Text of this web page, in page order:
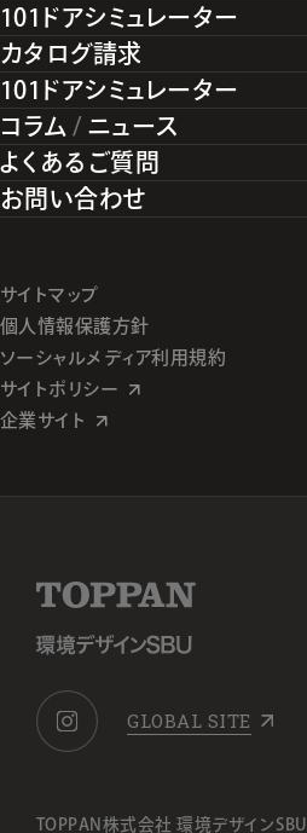
101ドアシミュレーター
カタログ請求
101ドアシミュレーター
コラム / ニュース
よくあるご質問
お問い合わせ
サイトマップ
個人情報保護方針
ソーシャルメディア利用規約
サイトポリシー
企業サイト
GLOBAL SITE
TOPPAN株式会社 環境デザインSBU